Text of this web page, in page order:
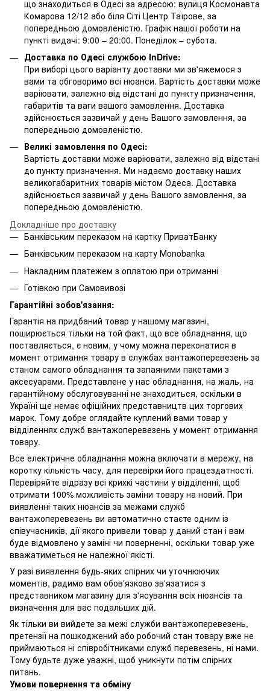
що знаходиться в Одесі за адресою: вулиця Космонавта
Комарова 12/12 або біля Сіті Центр Таїрове, за
попередньою домовленістю. Графік нашої роботи на
пункті видачі: 9:00 – 20:00. Понеділок – субота.
Доставка по Одесі службою InDrive:
При виборі цього варіанту доставки ми зв'яжемося з
вами та обговоримо всі нюанси. Вартість доставки може
варіювати, залежно від відстані до пункту призначення,
габаритів та ваги вашого замовлення. Доставка
здійснюється зазвичай у день Вашого замовлення, за
попередньою домовленістю.
Великі замовлення по Одесі:
Вартість доставки може варіювати, залежно від відстані
до пункту призначення. Ми надаємо доставку наших
великогабаритних товарів містом Одеса. Доставка
здійснюється зазвичай у день Вашого замовлення, за
попередньою домовленістю.
Докладніше про доставку
Банківським переказом на картку ПриватБанку
Банківським переказом на карту Мonobanka
Накладним платежем з оплатою при отриманні
Готівкою при Самовивозі
Гарантійні зобов'язання:
Гарантія на придбаний товар у нашому магазині,
поширюється тільки на той факт, що все обладнання, що
поставляється, є новим, у чому можна переконатися в
момент отримання товару в службах вантажоперевезень за
станом самого обладнання та запаяними пакетами з
аксесуарами. Представлене у нас обладнання, на жаль, на
гарантійному обслуговуванні не знаходиться, оскільки в
Україні ще немає офіційних представництв цих торгових
марок. Тому добре оглядайте куплений вами товар у
відділеннях служб вантажоперевезень у момент отримання
товару.
Все електричне обладнання можна включати в мережу, на
коротку кількість часу, для перевірки його працездатності.
Перевіряйте відразу всі крихкі частини у відділенні, щоб
отримати 100% можливість заміни товару на новий. При
виявленні таких нюансів за межами служб
вантажоперевезень ви автоматично стаєте одним із
співучасників, дії якого привели товар у даний стан і вам
буде відмовлено у заміні чи поверненні, оскільки товар уже
вважатиметься не належної якісті.
У разі виявлення будь-яких спірних чи уточнюючих
моментів, радимо вам обов'язково зв'язатися з
представником магазину для з'ясування всіх нюансів та
визначення для вас подальших дій.
Як тільки ви вийдете за межі служби вантажоперевезень,
претензії на пошкоджений або робочий стан товару вже не
приймаються ні співробітниками служб перевезень, ні нами.
Тому будьте дуже уважні, щоб уникнути потім спірних
питань.
Умови повернення та обміну